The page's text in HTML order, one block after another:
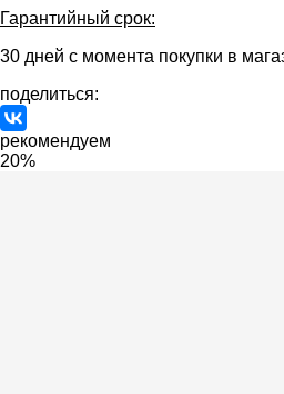
Гарантийный срок:
30 дней с момента покупки в
поделиться:
рекомендуем
20%